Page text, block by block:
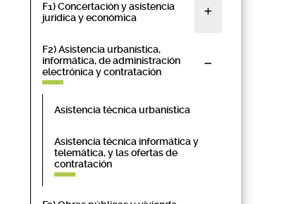
F1) Concertación y asistencia
jurídica y económica
F2) Asistencia urbanística,
informática, de administración
electrónica y contratación
Asistencia técnica urbanística
Asistencia técnica informática y
telemática, y las ofertas de
contratación